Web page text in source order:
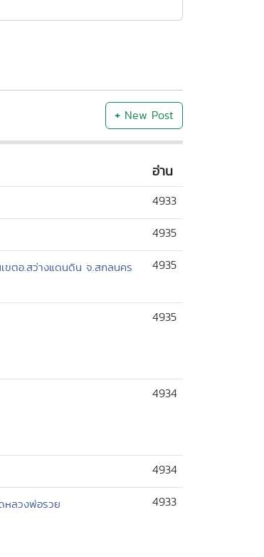
+ New Post
อ่าน
4933
4935
ขตอ.สว่างแดนดิน จ.สกลนคร
4935
4935
4934
4934
หลวงพ่อรวย 4933